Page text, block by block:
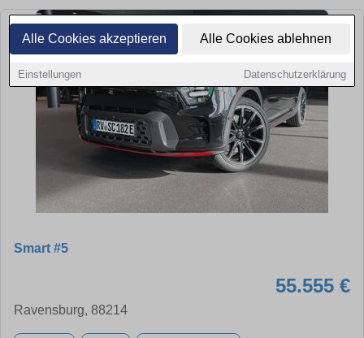
Alle Cookies akzeptieren Alle Cookies ablehnen
Einstellungen Datenschutzerklärung
Smart #5
55.555 €
Ravensburg, 88214